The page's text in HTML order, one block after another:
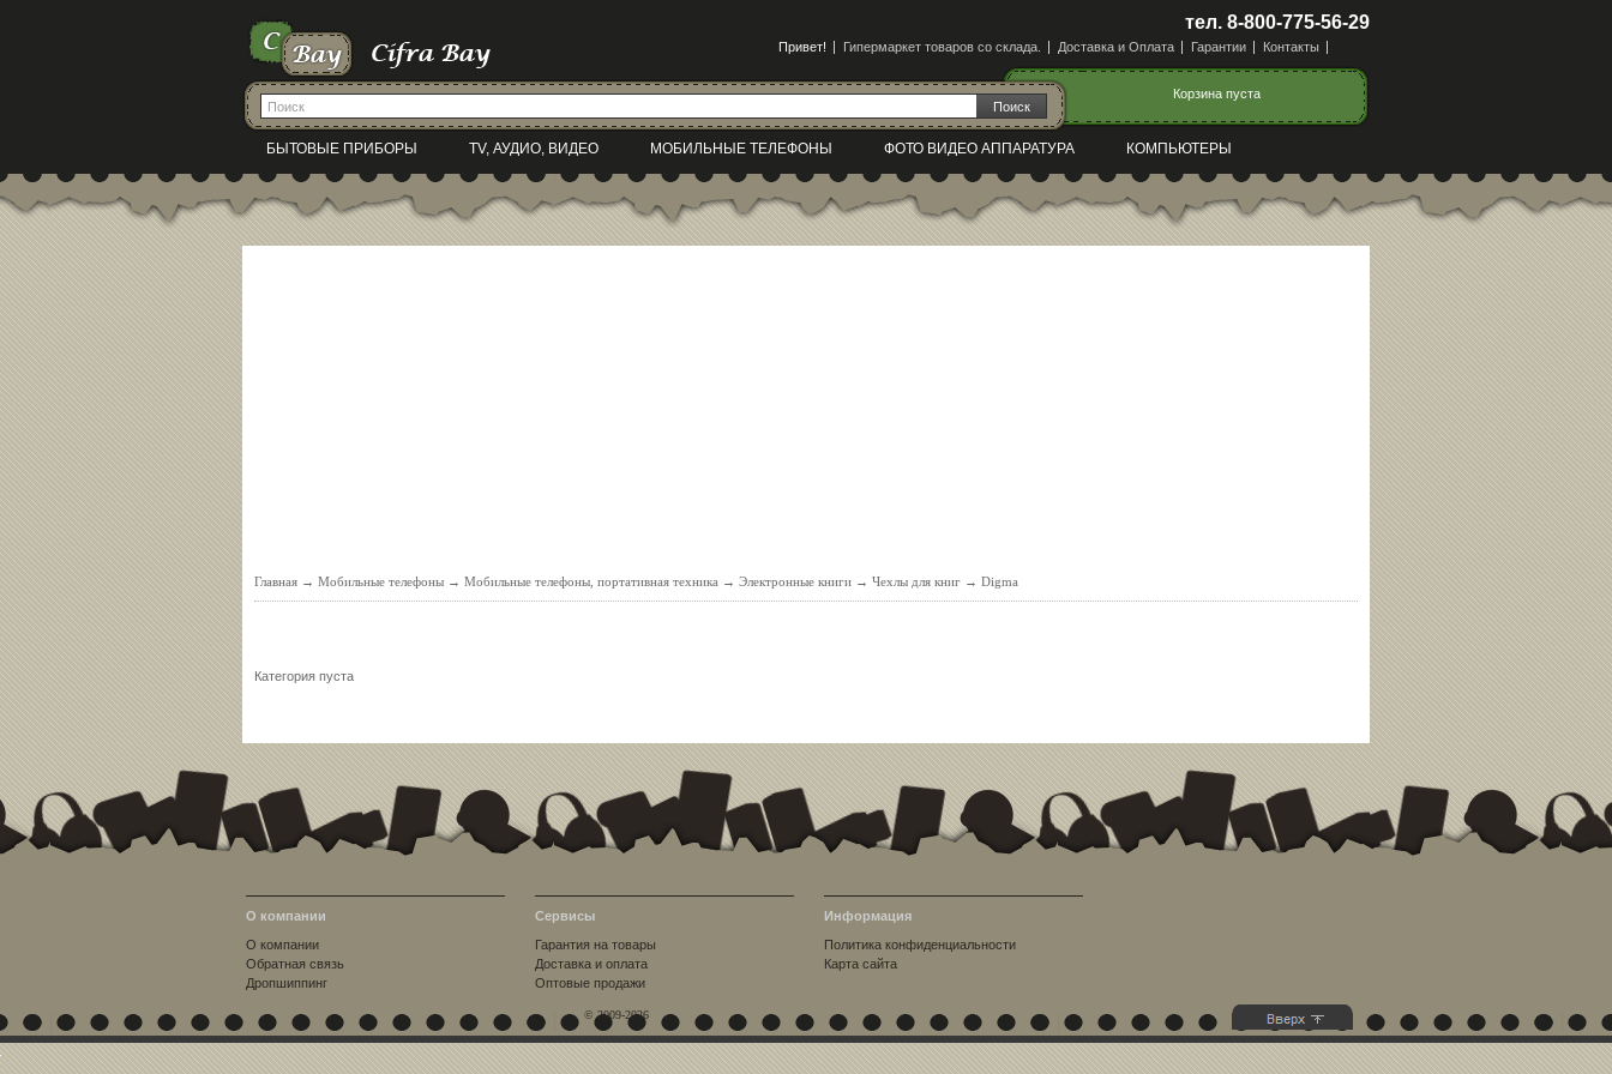
тел. 8-800-775-56-29
Привет! Гипермаркет товаров со склада. Доставка и Оплата Гарантии Контакты
Корзина пуста
БЫТОВЫЕ ПРИБОРЫ TV, АУДИО, ВИДЕО МОБИЛЬНЫЕ ТЕЛЕФОНЫ ФОТО ВИДЕО АППАРАТУРА КОМПЬЮТЕРЫ
Главная → Мобильные телефоны → Мобильные телефоны, портативная техника → Электронные книги → Чехлы для книг → Digma
Категория пуста
О компании
О компании
Обратная связь
Дропшиппинг
Сервисы
Гарантия на товары
Доставка и оплата
Оптовые продажи
Информация
Политика конфиденциальности
Карта сайта
© 2009-2026